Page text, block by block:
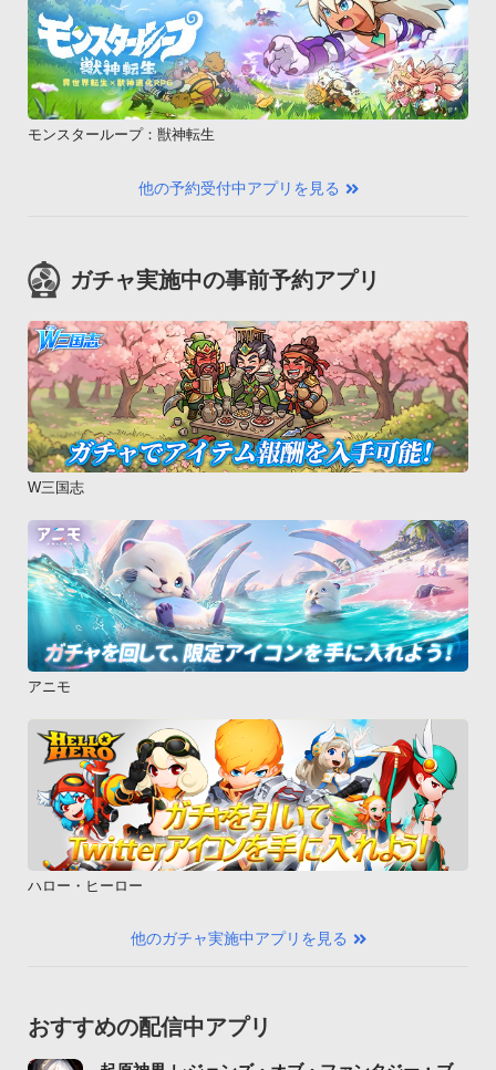
モンスターループ：獣神転生
他の予約受付中アプリを見る
ガチャ実施中の事前予約アプリ
W三国志
アニモ
ハロー・ヒーロー
他のガチャ実施中アプリを見る
おすすめの配信中アプリ